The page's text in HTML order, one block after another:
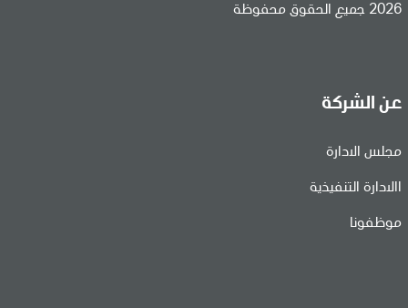
2026 جميع الحقوق محفوظة
عن الشركة
مجلس الادارة
االادارة التنفيذية
موظفونا